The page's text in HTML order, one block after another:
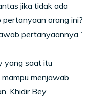
jika tidak ada
orang ini?
pertanyaannya.”
yang saat itu
menjawab
Khidir Bey